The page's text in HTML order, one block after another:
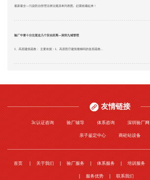
最新最全—污染防治管理法律法规清单列表图。赶紧收藏起来！
验厂中要十分注意这几个安全距离—深圳九域管理
1、高层建筑疏散： 主要依据：1、高层医疗建筑楼梯间的首层疏散...
友情链接
3c认证咨询 验厂辅导 体系咨询 深圳验厂网
亲子鉴定中心 商砼站设备
首页 关于我们 验厂服务 体系服务 培训服务
服务优势 联系我们